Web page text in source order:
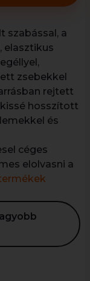
szabással, a
elasztikus
zsebekkel
rejtett
hosszított
és
céges
elolvasni a